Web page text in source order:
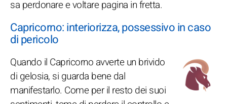
sa perdonare e voltare pagina in fretta.
Capricorno: interiorizza, possessivo in caso
di pericolo
Quando il Capricorno avverte un brivido
di gelosia, si guarda bene dal
manifestarlo. Come per il resto dei suoi